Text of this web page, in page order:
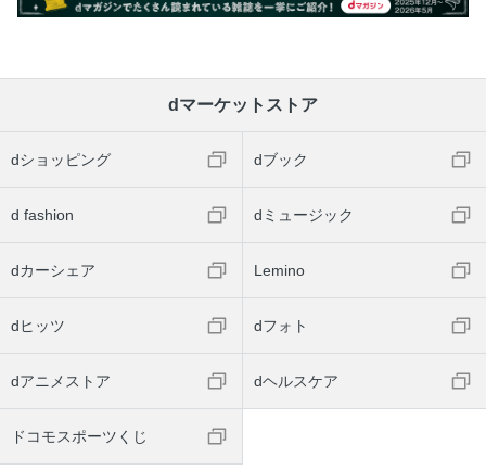
dマーケットストア
dショッピング dブック
d fashion dミュージック
dカーシェア Lemino
dヒッツ dフォト
dアニメストア dヘルスケア
ドコモスポーツくじ